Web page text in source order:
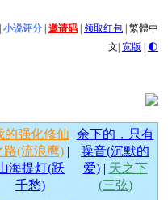
小说评分 邀请码 领取红包 繁體中
文| 宽版 | 🌓
的强化修仙
路(流浪鹰) |
海提灯(跃
千愁)
余下的，只有
噪音(沉默的
爱)| 天之下
(三弦)